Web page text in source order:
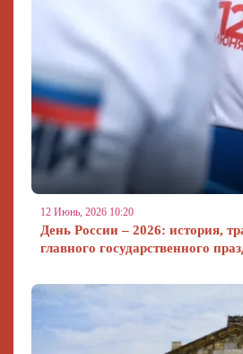
12 Июнь, 2026 10:20
День России – 2026: история,
главного государственного